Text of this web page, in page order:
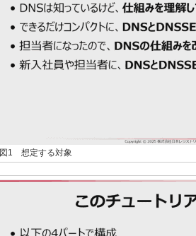
図1 想定する対象